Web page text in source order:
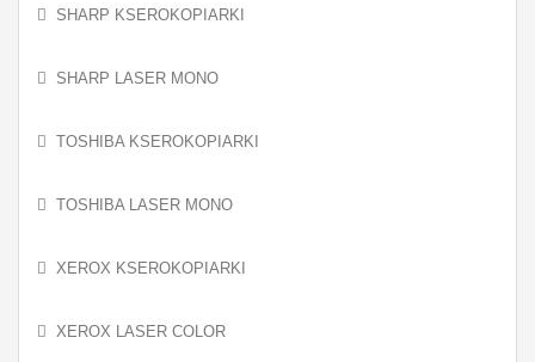
SHARP KSEROKOPIARKI
SHARP LASER MONO
TOSHIBA KSEROKOPIARKI
TOSHIBA LASER MONO
XEROX KSEROKOPIARKI
XEROX LASER COLOR